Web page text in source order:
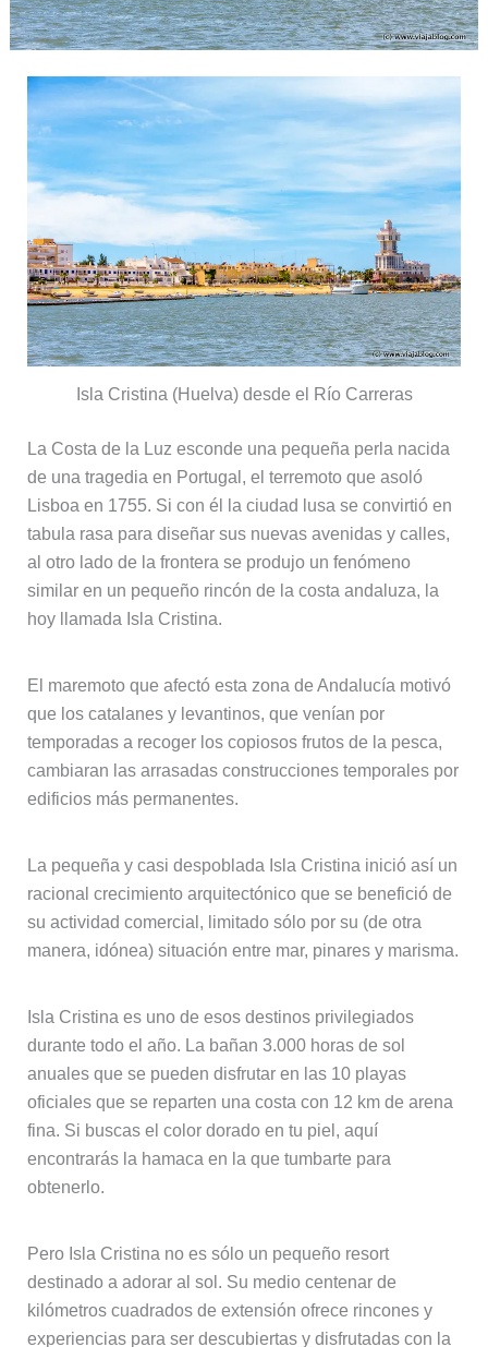
Isla Cristina (Huelva) desde el Río Carreras
La Costa de la Luz esconde una pequeña perla nacida
de una tragedia en Portugal, el terremoto que asoló
Lisboa en 1755. Si con él la ciudad lusa se convirtió en
tabula rasa para diseñar sus nuevas avenidas y calles,
al otro lado de la frontera se produjo un fenómeno
similar en un pequeño rincón de la costa andaluza, la
hoy llamada Isla Cristina.
El maremoto que afectó esta zona de Andalucía motivó
que los catalanes y levantinos, que venían por
temporadas a recoger los copiosos frutos de la pesca,
cambiaran las arrasadas construcciones temporales por
edificios más permanentes.
La pequeña y casi despoblada Isla Cristina inició así un
racional crecimiento arquitectónico que se benefició de
su actividad comercial, limitado sólo por su (de otra
manera, idónea) situación entre mar, pinares y marisma.
Isla Cristina es uno de esos destinos privilegiados
durante todo el año. La bañan 3.000 horas de sol
anuales que se pueden disfrutar en las 10 playas
oficiales que se reparten una costa con 12 km de arena
fina. Si buscas el color dorado en tu piel, aquí
encontrarás la hamaca en la que tumbarte para
obtenerlo.
Pero Isla Cristina no es sólo un pequeño resort
destinado a adorar al sol. Su medio centenar de
kilómetros cuadrados de extensión ofrece rincones y
experiencias para ser descubiertas y disfrutadas con la